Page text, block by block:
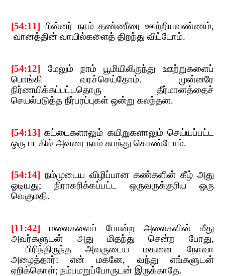
[54:11] ​​பின்னர் நாம் தண்ணீரை ஊற்றியவண்ணம்,​​
வானத்தின் வாயில்களைத் திறந்து விட்டோம்.
[54:12]
மேலும் நாம் பூமியிலிருந்து ஊற்றுகளைப்
பொங்கி வரச்செய்தோம். முன்னரே
நிர்ணயிக்கப்பட்டதொரு தீர்மானத்தைச்
செயல்படுத்த நீர்பரப்புகள் ஒன்று கலந்தன.
[54:13] ​​கட்டைகளாலும் கயிறுகளாலும் செய்யப்பட்ட
ஒரு படகில் அவரை நாம் சுமந்து கொண்டோம்.
[54:14]​​நம்முடைய விழிப்பான கண்களின் கீழ் அது
ஓடியது;​​ நிராகரிக்கப்பட்ட ஒருவருக்குரிய ஒரு
வெகுமதி.
[11:42] ​​மலைகளைப் போன்ற அலைகளின் மீது
அவர்களுடன் அது மிதந்து சென்ற போது,​​
பிரிந்திருந்த அவருடைய மகனை நோவா
அழைத்தார்: என் மகனே,​​ வந்து எங்களுடன்
ஏறிக்கொள்;​​நம்பமறுப்போருடன் இருக்காதே.